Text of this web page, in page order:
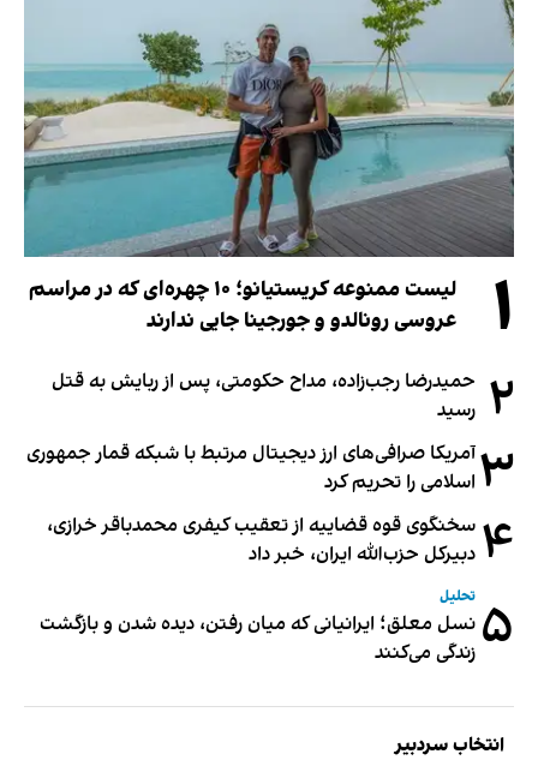
۱
لیست ممنوعه کریستیانو؛ ۱۰ چهره‌ای که در مراسم
عروسی رونالدو و جورجینا جایی ندارند
۲ حمیدرضا رجب‌زاده، مداح حکومتی، پس از ربایش به قتل
رسید
۳آمریکا صرافی‌های ارز دیجیتال مرتبط با شبکه قمار جمهوری
اسلامی را تحریم کرد
۴ سخنگوی قوه قضاییه از تعقیب کیفری محمدباقر خرازی،
دبیر‌کل حزب‌الله ایران، خبر داد
۵ تحلیل
نسل معلق؛ ایرانیانی که میان رفتن، دیده شدن و بازگشت
زندگی می‌کنند
انتخاب سردبیر